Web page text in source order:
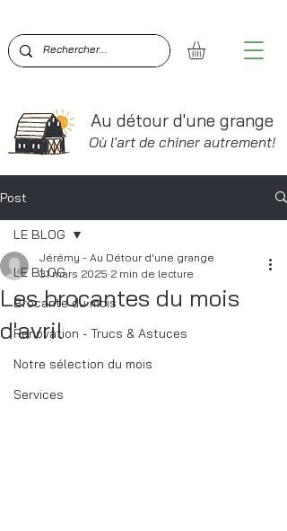
Au détour d'une grange
Où l'art de chiner autrement!
Post
LE BLOG
Brocante du mois
Renovation - Trucs & Astuces
Notre sélection du mois
Services
LE BLOG
Les brocantes du mois
d'avril
Jérémy - Au Détour d'une grange
31 mars 2025 2 min de lecture